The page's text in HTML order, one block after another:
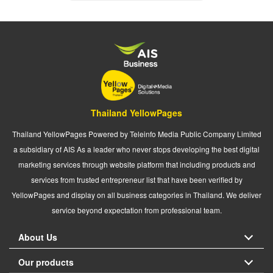
Thailand YellowPages
Thailand YellowPages Powered by Teleinfo Media Public Company Limited
a subsidiary of AIS As a leader who never stops developing the best digital
marketing services through website platform that including products and
services from trusted entrepreneur list that have been verified by
YellowPages and display on all business categories in Thailand. We deliver
service beyond expectation from professional team.
About Us
Our products